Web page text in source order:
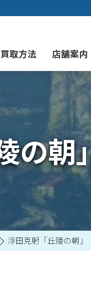
よくあるご質
現代アート買
茶道具買取
彫刻・ブロ
工芸品買取
買取方法
出張買取（
業者間オー
店舗案内
当社の特徴
の朝
浮田克躬「丘陵の朝」